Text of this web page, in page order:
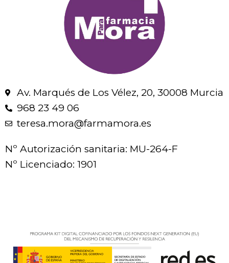
Av. Marqués de Los Vélez, 20, 30008 Murcia
968 23 49 06
teresa.mora@farmamora.es
Nº Autorización sanitaria: MU-264-F
Nº Licenciado: 1901